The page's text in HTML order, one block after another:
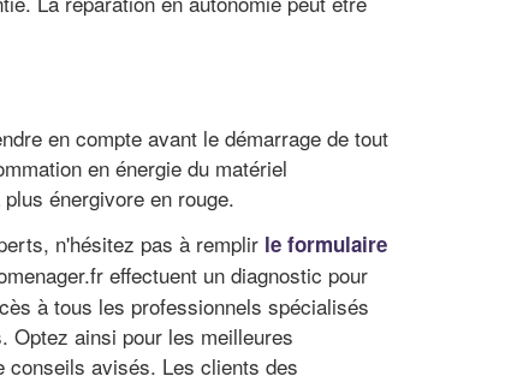
en compte avant le démarrage de tout
en énergie du matériel
énergivore en rouge.
n'hésitez pas à remplir le formulaire
effectuent un diagnostic pour
à tous les professionnels spécialisés
Optez ainsi pour les meilleures
conseils avisés. Les clients des